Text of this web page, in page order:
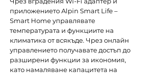
приложението Alpin Smart Life –
Smart Home управлявате
температурата и функциите на
климатика от всякъде. Чрез онлайн
управлението получавате достъп до
разширени функции за икономия,
като намаляване капацитета на